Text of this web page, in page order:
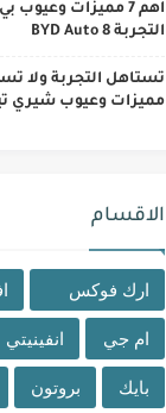
التجربة BYD Auto 8
مميزات وعيوب شيري تيجو 9 2026 بعد
الاقسام
ارك فوكس
ام جي انفينيتي
بايك بروتون